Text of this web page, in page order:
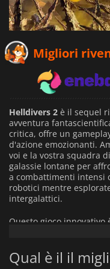
Migliori
Helldivers 2 è il sequel
avventura
critica, offre un
d'azione emozionanti.
voi e la vostra squadra
galassie lontane per
a combattimenti intensi
robotici mentre
intergalattici.
Questo gioco
gameplay unico ed
in un universo
personaggio per
Qual è il il